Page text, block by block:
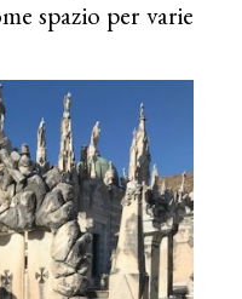
spazio per varie